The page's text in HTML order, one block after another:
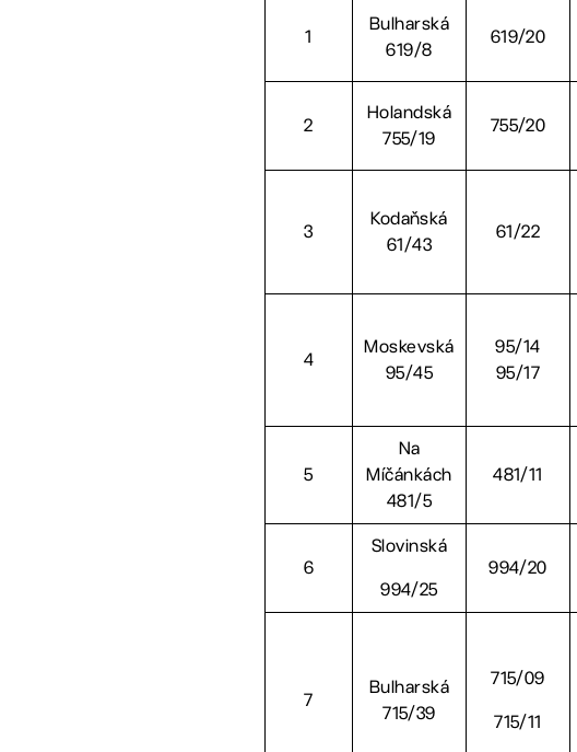
1
Bulharská
619/8
619/20
2
Holandská
755/19
755/20
3
Kodaňská
61/43
61/22
4
Moskevská
95/45
95/14
95/17
5
Na
Míčánkách
481/5
481/11
6
Slovinská
994/25
994/20
7
Bulharská
715/39
715/09
715/11